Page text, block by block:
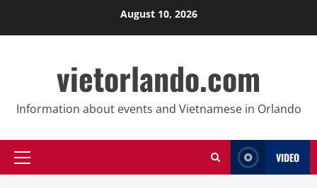
August 10, 2026
vietorlando.com
Information about events and Vietnamese in Orlando
Primary
VIDEO